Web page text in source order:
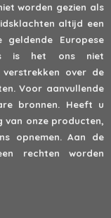
worden gezien als
altijd een
geldende Europese
is het ons niet
over de
Voor aanvullende
bronnen. Heeft u
onze producten,
opnemen. Aan de
rechten worden